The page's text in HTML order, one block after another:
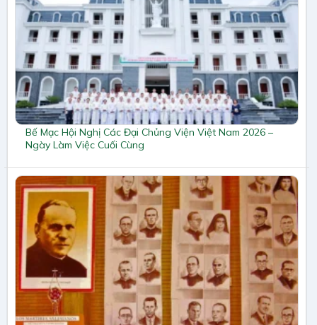
Bế Mạc Hội Nghị Các Đại Chủng Viện Việt Nam 2026 –
Ngày Làm Việc Cuối Cùng